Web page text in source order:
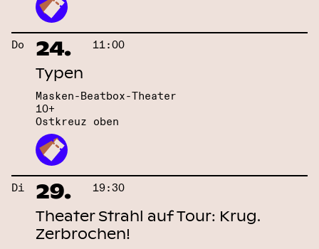
Do 24. 11:00
Typen
Masken-Beatbox-Theater
10+
Ostkreuz oben
Di 29. 19:30
Theater Strahl auf Tour: Krug.
Zerbrochen!